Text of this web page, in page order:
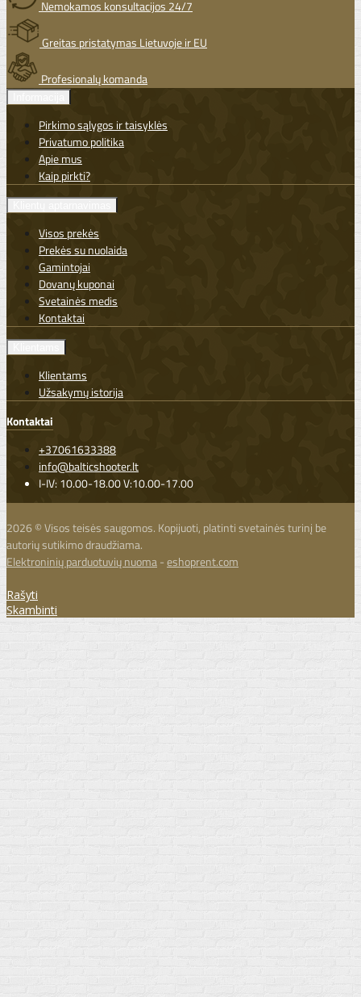
Nemokamos konsultacijos 24/7
Greitas pristatymas Lietuvoje ir EU
Profesionalų komanda
Pirkimo sąlygos ir taisyklės
Privatumo politika
Apie mus
Kaip pirkti?
Visos prekės
Prekės su nuolaida
Gamintojai
Dovanų kuponai
Svetainės medis
Kontaktai
Klientams
Užsakymų istorija
Kontaktai
+37061633388
info@balticshooter.lt
I-IV: 10.00-18.00 V:10.00-17.00
2026 © Visos teisės saugomos. Kopijuoti, platinti svetainės turinį be
autorių sutikimo draudžiama.
Elektroninių parduotuvių nuoma-eshoprent.com
Rašyti
Skambinti